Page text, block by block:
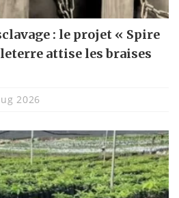
: le projet « Spire
attise les braises
2026